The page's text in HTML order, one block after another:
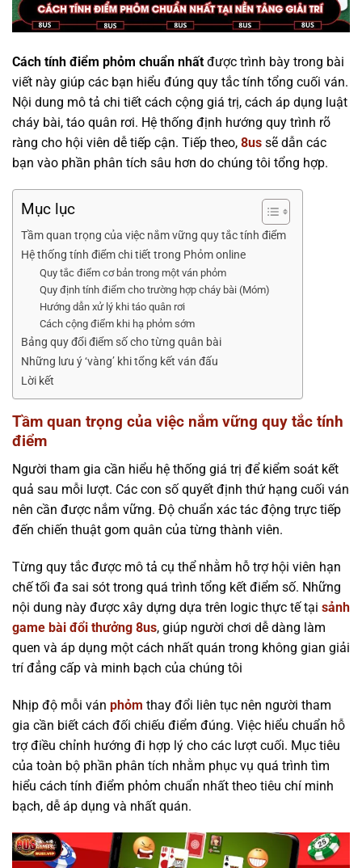
Cách tính điểm phỏm chuẩn nhất được trình bày trong bài
viết này giúp các bạn hiểu đúng quy tắc tính tổng cuối ván.
Nội dung mô tả chi tiết cách cộng giá trị, cách áp dụng luật
cháy bài, táo quân rơi. Hệ thống định hướng quy trình rõ
ràng cho hội viên dễ tiếp cận. Tiếp theo, 8us sẽ dẫn các
bạn vào phần phân tích sâu hơn do chúng tôi tổng hợp.
Mục lục
Tầm quan trọng của việc nắm vững quy tắc tính điểm
Hệ thống tính điểm chi tiết trong Phỏm online
Quy tắc điểm cơ bản trong một ván phỏm
Quy định tính điểm cho trường hợp cháy bài (Móm)
Hướng dẫn xử lý khi táo quân rơi
Cách cộng điểm khi hạ phỏm sớm
Bảng quy đổi điểm số cho từng quân bài
Những lưu ý ‘vàng’ khi tổng kết ván đấu
Lời kết
Tầm quan trọng của việc nắm vững quy tắc tính
điểm
Người tham gia cần hiểu hệ thống giá trị để kiểm soát kết
quả sau mỗi lượt. Các con số quyết định thứ hạng cuối ván
nên cần được nắm vững. Độ chuẩn xác tác động trực tiếp
đến chiến thuật gom quân của từng thành viên.
Từng quy tắc được mô tả cụ thể nhằm hỗ trợ hội viên hạn
chế tối đa sai sót trong quá trình tổng kết điểm số. Những
nội dung này được xây dựng dựa trên logic thực tế tại sảnh
game bài đổi thưởng 8us, giúp người chơi dễ dàng làm
quen và áp dụng một cách nhất quán trong không gian giải
trí đẳng cấp và minh bạch của chúng tôi
Nhịp độ mỗi ván phỏm thay đổi liên tục nên người tham
gia cần biết cách đối chiếu điểm đúng. Việc hiểu chuẩn hỗ
trợ điều chỉnh hướng đi hợp lý cho các lượt cuối. Mục tiêu
của toàn bộ phần phân tích nhằm phục vụ quá trình tìm
hiểu cách tính điểm phỏm chuẩn nhất theo tiêu chí minh
bạch, dễ áp dụng và nhất quán.